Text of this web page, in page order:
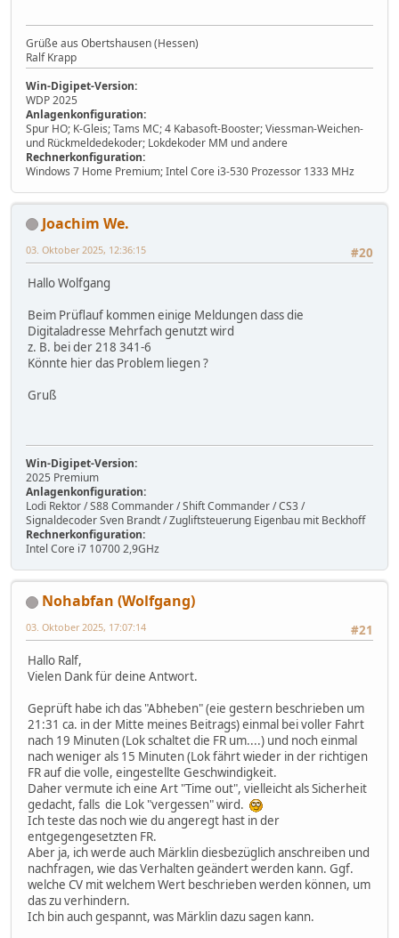
Grüße aus Obertshausen (Hessen)
Ralf Krapp
Win-Digipet-Version:
WDP 2025
Anlagenkonfiguration:
Spur HO; K-Gleis; Tams MC; 4 Kabasoft-Booster; Viessman-Weichen-
und Rückmeldedekoder; Lokdekoder MM und andere
Rechnerkonfiguration:
Windows 7 Home Premium; Intel Core i3-530 Prozessor 1333 MHz
Joachim We.
#20
03. Oktober 2025, 12:36:15
Hallo Wolfgang
Beim Prüflauf kommen einige Meldungen dass die
Digitaladresse Mehrfach genutzt wird
z. B. bei der 218 341-6
Könnte hier das Problem liegen ?
Gruß
Win-Digipet-Version:
2025 Premium
Anlagenkonfiguration:
Lodi Rektor / S88 Commander / Shift Commander / CS3 /
Signaldecoder Sven Brandt / Zugliftsteuerung Eigenbau mit Beckhoff
Rechnerkonfiguration:
Intel Core i7 10700 2,9GHz
Nohabfan (Wolfgang)
#21
03. Oktober 2025, 17:07:14
Hallo Ralf,
Vielen Dank für deine Antwort.
Geprüft habe ich das "Abheben" (eie gestern beschrieben um
21:31 ca. in der Mitte meines Beitrags) einmal bei voller Fahrt
nach 19 Minuten (Lok schaltet die FR um....) und noch einmal
nach weniger als 15 Minuten (Lok fährt wieder in der richtigen
FR auf die volle, eingestellte Geschwindigkeit.
Daher vermute ich eine Art "Time out", vielleicht als Sicherheit
gedacht, falls die Lok "vergessen" wird.
Ich teste das noch wie du angeregt hast in der
entgegengesetzten FR.
Aber ja, ich werde auch Märklin diesbezüglich anschreiben und
nachfragen, wie das Verhalten geändert werden kann. Ggf.
welche CV mit welchem Wert beschrieben werden können, um
das zu verhindern.
Ich bin auch gespannt, was Märklin dazu sagen kann.